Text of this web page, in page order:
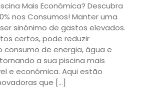
Mais Económica? Descubra
nos Consumos! Manter uma
sinónimo de gastos elevados.
certos, pode reduzir
de energia, água e
a sua piscina mais
e económica. Aqui estão
que […]